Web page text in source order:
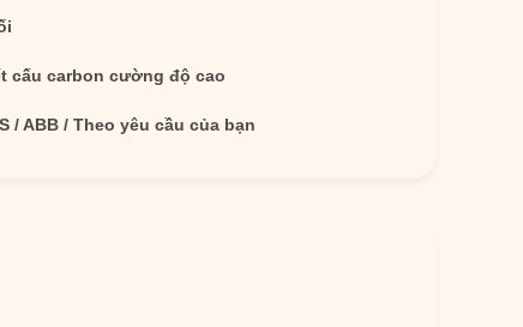
cấu carbon cường độ cao
/ ABB / Theo yêu cầu của bạn